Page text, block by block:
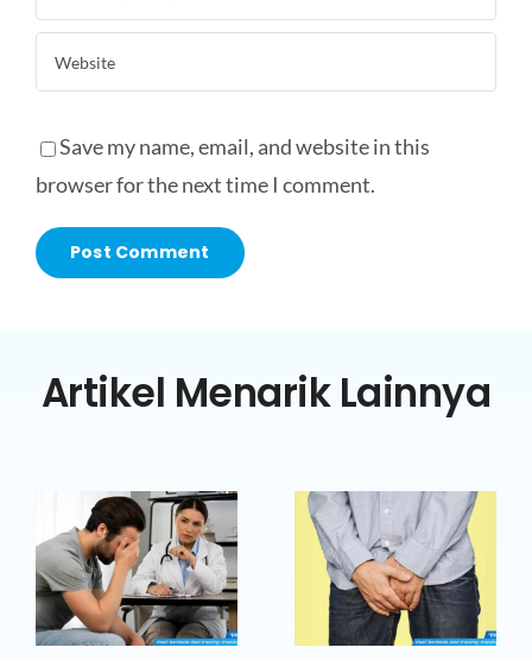
Save my name, email, and website in this
browser for the next time I comment.
Artikel Menarik Lainnya